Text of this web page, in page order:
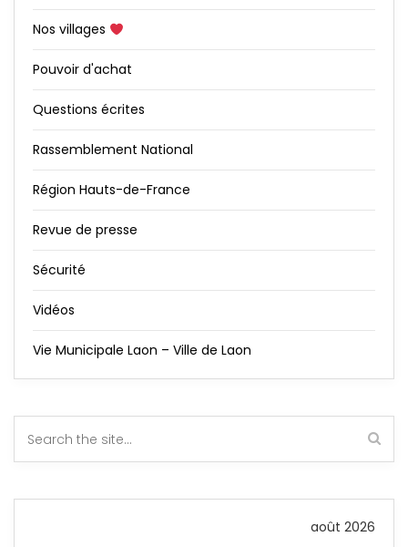
Nos villages
Pouvoir d'achat
Questions écrites
Rassemblement National
Région Hauts-de-France
Revue de presse
Sécurité
Vidéos
Vie Municipale Laon – Ville de Laon
août 2026